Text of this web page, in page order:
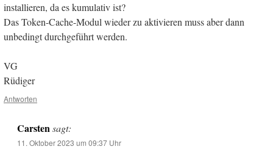
installieren, da es kumulativ ist?
Das Token-Cache-Modul wieder zu aktivieren muss aber dann
unbedingt durchgeführt werden.
VG
Rüdiger
Antworten
Carsten sagt:
11. Oktober 2023 um 09:37 Uhr